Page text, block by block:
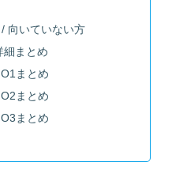
向いていない方
細まとめ
まとめ
まとめ
まとめ